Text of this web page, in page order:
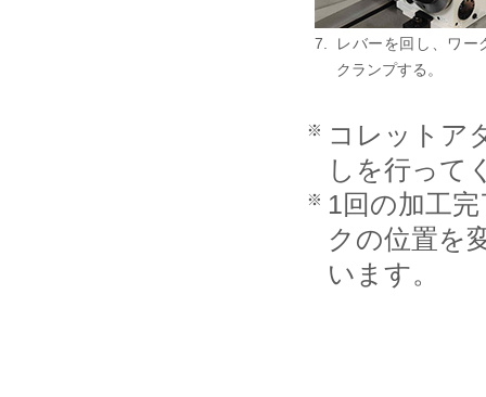
7.
レバーを回し、ワー
クランプする。
コレットア
しを行って
1回の加工
クの位置を
います。